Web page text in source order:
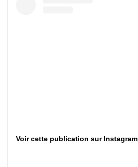
Voir cette publication sur Instagram